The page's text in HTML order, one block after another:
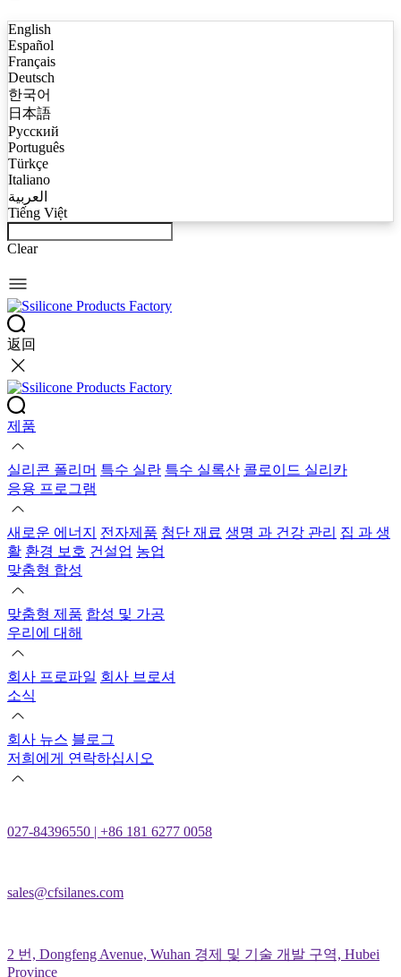
English
Español
Français
Deutsch
한국어
日本語
Русский
Português
Türkçe
Italiano
العربية
Tiếng Việt
Clear
返回
제품
실리콘 폴리머 특수 실란 특수 실록산 콜로이드 실리카
응용 프로그램
새로운 에너지 전자제품 첨단 재료 생명 과 건강 관리 집 과 생
활 환경 보호 건설업 농업
맞춤형 합성
맞춤형 제품 합성 및 가공
우리에 대해
회사 프로파일 회사 브로셔
소식
회사 뉴스 블로그
저희에게 연락하십시오
027-84396550 | +86 181 6277 0058
sales@cfsilanes.com
2 번, Dongfeng Avenue, Wuhan 경제 및 기술 개발 구역, Hubei
Province